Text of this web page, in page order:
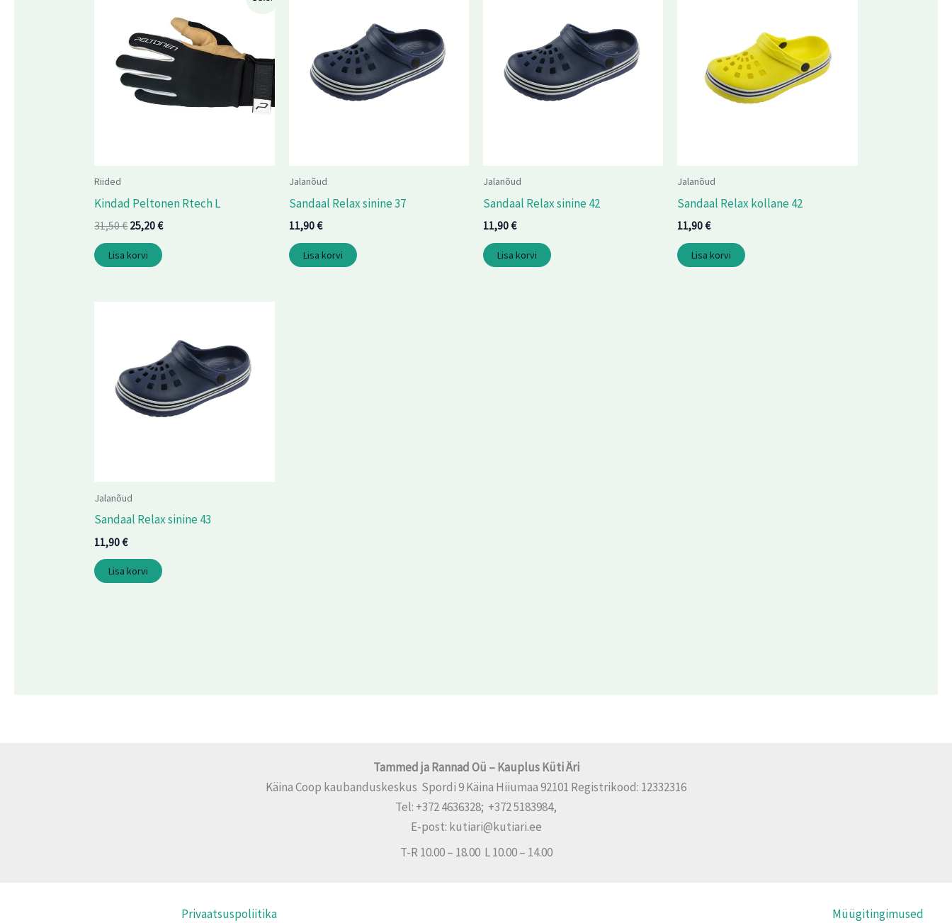
Riided
Kindad Peltonen Rtech L
31,50€
31,50 €.
25,20€
on:
25,20 €.
Lisa korvi
Jalanõud
Sandaal Relax sinine 37
11,90€
Lisa korvi
Jalanõud
Sandaal Relax sinine 42
11,90€
Lisa korvi
Jalanõud
Sandaal Relax kollane 42
11,90€
Lisa korvi
Jalanõud
Sandaal Relax sinine 43
11,90€
Lisa korvi
Tammed ja Rannad Oü – Kauplus Küti Äri
Käina Coop kaubanduskeskus Spordi 9 Käina Hiiumaa 92101 Registrikood: 12332316
Tel: +372 4636328; +372 5183984,
E-post: kutiari@kutiari.ee
T-R 10.00 – 18.00 L 10.00 – 14.00
Privaatsuspoliitika Müügitingimused